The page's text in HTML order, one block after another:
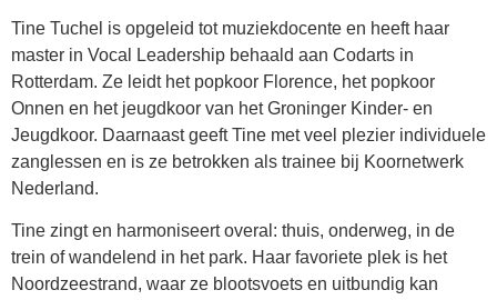
Tine Tuchel is opgeleid tot muziekdocente en heeft haar
master in Vocal Leadership behaald aan Codarts in
Rotterdam. Ze leidt het popkoor Florence, het popkoor
Onnen en het jeugdkoor van het Groninger Kinder- en
Jeugdkoor. Daarnaast geeft Tine met veel plezier individuele
zanglessen en is ze betrokken als trainee bij Koornetwerk
Nederland.
Tine zingt en harmoniseert overal: thuis, onderweg, in de
trein of wandelend in het park. Haar favoriete plek is het
Noordzeestrand, waar ze blootsvoets en uitbundig kan